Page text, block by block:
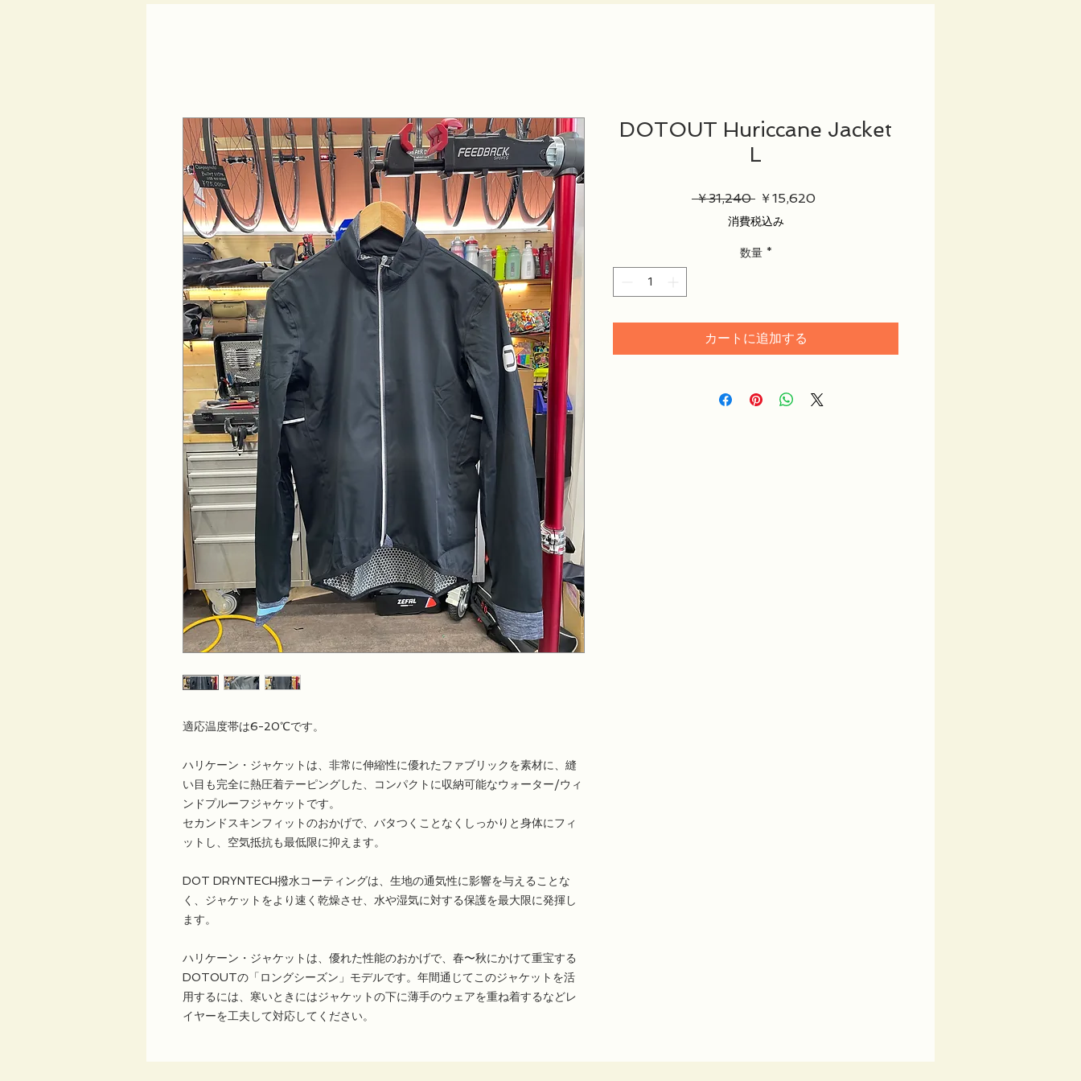
適応温度帯は6-20℃です。
ハリケーン・ジャケットは、非常に伸縮性に優れたファブリックを素材に、縫
い目も完全に熱圧着テーピングした、コンパクトに収納可能なウォーター/ウィ
ンドプルーフジャケットです。
セカンドスキンフィットのおかげで、バタつくことなくしっかりと身体にフィ
ットし、空気抵抗も最低限に抑えます。
DOT DRYNTECH撥水コーティングは、生地の通気性に影響を与えることな
く、ジャケットをより速く乾燥させ、水や湿気に対する保護を最大限に発揮し
ます。
ハリケーン・ジャケットは、優れた性能のおかげで、春〜秋にかけて重宝する
DOTOUTの「ロングシーズン」モデルです。年間通じてこのジャケットを活
用するには、寒いときにはジャケットの下に薄手のウェアを重ね着するなどレ
イヤーを工夫して対応してください。
DOTOUT Huriccane Jacket
L
￥31,240 通
常
価
格
￥15,620セ
消費税込み
数量 *
カートに追加する